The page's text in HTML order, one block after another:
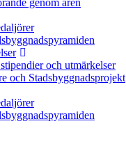
genom åren
och utmärkelser
och Stadsbyggnadsprojekt